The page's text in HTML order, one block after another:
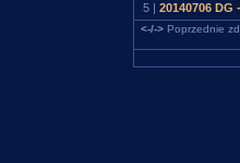
5 | 20140706
<-/->Poprzednie